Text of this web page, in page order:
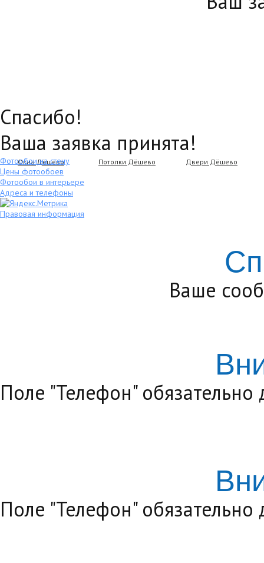
Спасибо!
Ваша заявка принята!
Окна Дёшево Потолки Дёшево Двери Дёшево
Фотообои на стену
Цены фотообоев
Фотообои в интерьере
Адреса и телефоны
Правовая информация
Ваше
Поле "Телефон" обязательно
Поле "Телефон" обязательно